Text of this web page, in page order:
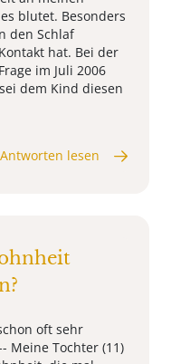
blutet. Besonders
den Schlaf
hat. Bei der
im Juli 2006
dem Kind diesen
lesen
oft sehr
Meine Tochter (11)